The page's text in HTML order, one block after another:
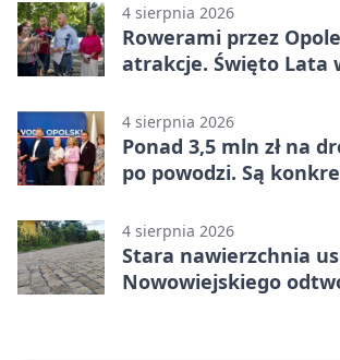
4 sierpnia 2026
Rowerami przez
atrakcje. Święto Lata
4 sierpnia 2026
Ponad 3,5 mln zł na
po powodzi. Są
4 sierpnia 2026
Stara nawierzchnia
Nowowiejskiego